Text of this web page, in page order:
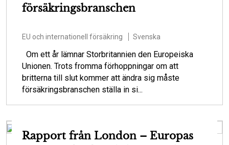
försäkringsbranschen
EU och internationell försäkring Svenska
Om ett år lämnar Storbritannien den Europeiska
Unionen. Trots fromma förhoppningar om att
britterna till slut kommer att ändra sig måste
försäkringsbranschen ställa in si...
Rapport från London – Europas